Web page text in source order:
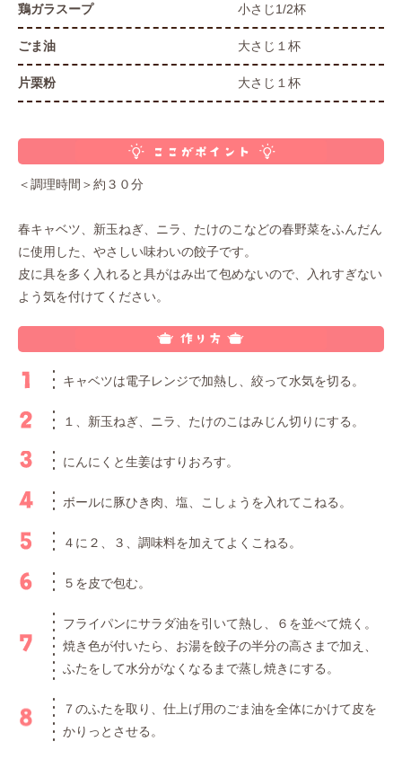
鶏ガラスープ 小さじ1/2杯
ごま油 大さじ１杯
片栗粉 大さじ１杯
＜調理時間＞約３０分
春キャベツ、新玉ねぎ、ニラ、たけのこなどの春野菜をふんだん
に使用した、やさしい味わいの餃子です。
皮に具を多く入れると具がはみ出て包めないので、入れすぎない
よう気を付けてください。
キャベツは電子レンジで加熱し、絞って水気を切る。
１、新玉ねぎ、ニラ、たけのこはみじん切りにする。
にんにくと生姜はすりおろす。
ボールに豚ひき肉、塩、こしょうを入れてこねる。
４に２、３、調味料を加えてよくこねる。
５を皮で包む。
フライパンにサラダ油を引いて熱し、６を並べて焼く。
焼き色が付いたら、お湯を餃子の半分の高さまで加え、
ふたをして水分がなくなるまで蒸し焼きにする。
７のふたを取り、仕上げ用のごま油を全体にかけて皮を
かりっとさせる。